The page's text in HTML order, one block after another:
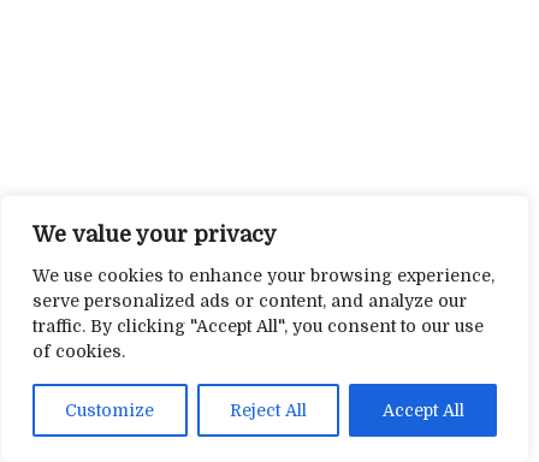
We value your privacy
We use cookies to enhance your browsing experience,
serve personalized ads or content, and analyze our
traffic. By clicking "Accept All", you consent to our use
of cookies.
Customize Reject All Accept All